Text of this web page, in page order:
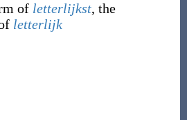
of letterlijkst, the
letterlijk